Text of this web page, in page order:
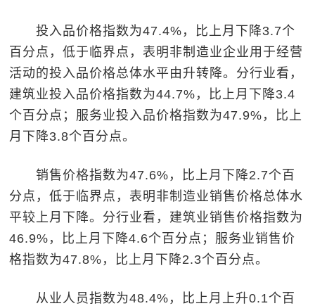
投入品价格指数为47.4%，比上月下降3.7个
百分点，低于临界点，表明非制造业企业用于经营
活动的投入品价格总体水平由升转降。分行业看，
建筑业投入品价格指数为44.7%，比上月下降3.4
个百分点；服务业投入品价格指数为47.9%，比上
月下降3.8个百分点。
销售价格指数为47.6%，比上月下降2.7个百
分点，低于临界点，表明非制造业销售价格总体水
平较上月下降。分行业看，建筑业销售价格指数为
46.9%，比上月下降4.6个百分点；服务业销售价
格指数为47.8%，比上月下降2.3个百分点。
从业人员指数为48.4%，比上月上升0.1个百